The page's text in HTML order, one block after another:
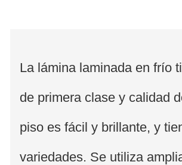
La lámina laminada en frío
de primera clase y calidad
piso es fácil y brillante, y
variedades. Se utiliza